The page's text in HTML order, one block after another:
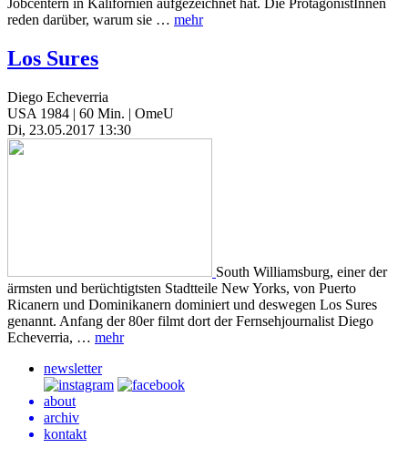
Jobcentern in Kalifornien aufgezeichnet hat. Die ProtagonistInnen
reden darüber, warum sie … mehr
Los Sures
Diego Echeverria
USA 1984 | 60 Min. | OmeU
Di, 23.05.2017 13:30
South Williamsburg, einer der
ärmsten und berüchtigtsten Stadtteile New Yorks, von Puerto
Ricanern und Dominikanern dominiert und deswegen Los Sures
genannt. Anfang der 80er filmt dort der Fernsehjournalist Diego
Echeverria, … mehr
newsletter
about
archiv
kontakt